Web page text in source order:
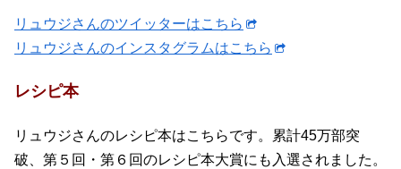
リュウジさんのツイッターはこちら
リュウジさんのインスタグラムはこちら
レシピ本
リュウジさんのレシピ本はこちらです。累計45万部突
破、第５回・第６回のレシピ本大賞にも入選されました。